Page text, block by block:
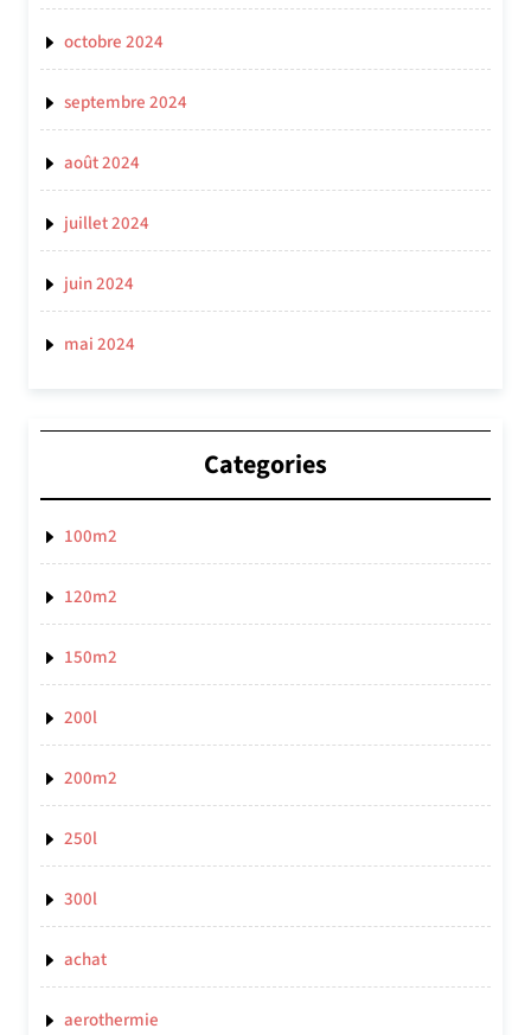
octobre 2024
septembre 2024
août 2024
juillet 2024
juin 2024
mai 2024
Categories
100m2
120m2
150m2
200l
200m2
250l
300l
achat
aerothermie